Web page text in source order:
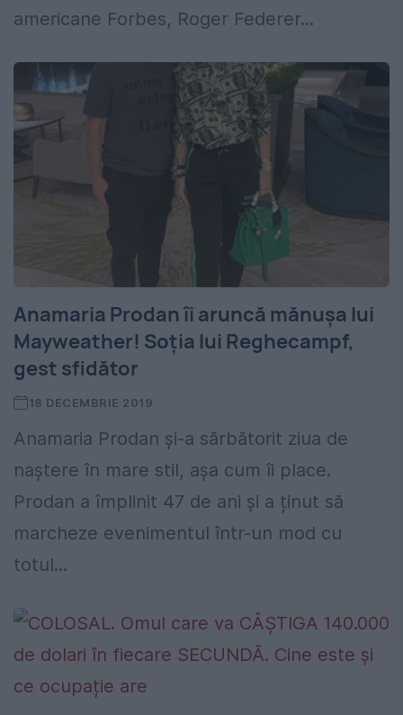
americane Forbes, Roger Federer...
Anamaria Prodan îi aruncă mănușa lui
Mayweather! Soția lui Reghecampf,
gest sfidător
18 DECEMBRIE 2019
Anamaria Prodan și-a sărbătorit ziua de
naștere în mare stil, așa cum îi place.
Prodan a împlinit 47 de ani și a ținut să
marcheze evenimentul într-un mod cu
totul...